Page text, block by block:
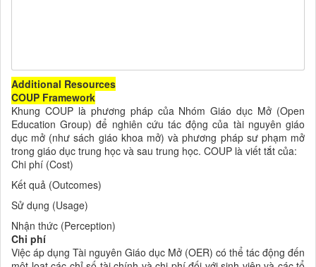
Additional Resources
COUP Framework
Khung COUP là phương pháp của Nhóm Giáo dục Mở (Open
Education Group) để nghiên cứu tác động của tài nguyên giáo
dục mở (như sách giáo khoa mở) và phương pháp sư phạm mở
trong giáo dục trung học và sau trung học. COUP là viết tắt của:
Chi phí (Cost)
Kết quả (Outcomes)
Sử dụng (Usage)
Nhận thức (Perception)
Chi phí
Việc áp dụng Tài nguyên Giáo dục Mở (OER) có thể tác động đến